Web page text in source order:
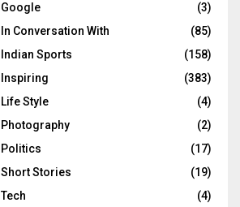
Google
(3)
In Conversation With
(85)
Indian Sports
(158)
Inspiring
(383)
Life Style
(4)
Photography
(2)
Politics
(17)
Short Stories
(19)
Tech
(4)